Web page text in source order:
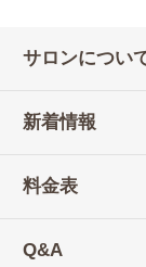
サロンについ
新着情報
料金表
Q&A